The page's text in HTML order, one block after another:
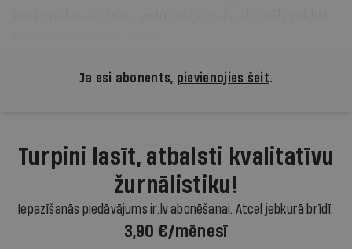
Ja esi abonents, pievienojies šeit.
Turpini lasīt, atbalsti kvalitatīvu
žurnālistiku!
Iepazīšanās piedāvājums ir.lv abonēšanai. Atcel jebkurā brīdī.
3,90 €/mēnesī